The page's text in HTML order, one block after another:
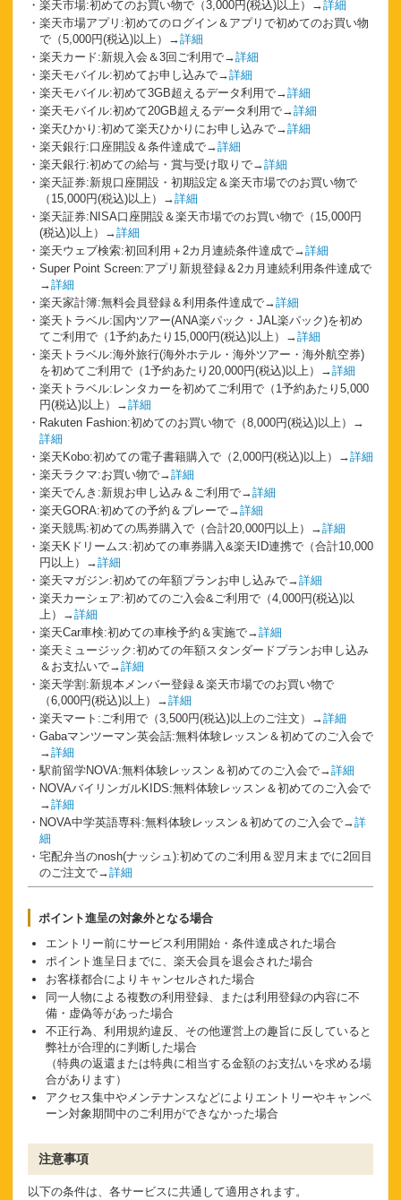
楽天市場:初めてのお買い物で（3,000円(税込)以上）→詳細
楽天市場アプリ:初めてのログイン＆アプリで初めてのお買い物
で（5,000円(税込)以上）→詳細
楽天カード:新規入会＆3回ご利用で→詳細
楽天モバイル:初めてお申し込みで→詳細
楽天モバイル:初めて3GB超えるデータ利用で→詳細
楽天モバイル:初めて20GB超えるデータ利用で→詳細
楽天ひかり:初めて楽天ひかりにお申し込みで→詳細
楽天銀行:口座開設＆条件達成で→詳細
楽天銀行:初めての給与・賞与受け取りで→詳細
楽天証券:新規口座開設・初期設定＆楽天市場でのお買い物で
（15,000円(税込)以上）→詳細
楽天証券:NISA口座開設＆楽天市場でのお買い物で（15,000円
(税込)以上）→詳細
楽天ウェブ検索:初回利用＋2カ月連続条件達成で→詳細
Super Point Screen:アプリ新規登録＆2カ月連続利用条件達成で
→詳細
楽天家計簿:無料会員登録＆利用条件達成で→詳細
楽天トラベル:国内ツアー(ANA楽パック・JAL楽パック)を初め
てご利用で（1予約あたり15,000円(税込)以上）→詳細
楽天トラベル:海外旅行(海外ホテル・海外ツアー・海外航空券)
を初めてご利用で（1予約あたり20,000円(税込)以上）→詳細
楽天トラベル:レンタカーを初めてご利用で（1予約あたり5,000
円(税込)以上）→詳細
Rakuten Fashion:初めてのお買い物で（8,000円(税込)以上）→
詳細
楽天Kobo:初めての電子書籍購入で（2,000円(税込)以上）→詳細
楽天ラクマ:お買い物で→詳細
楽天でんき:新規お申し込み＆ご利用で→詳細
楽天GORA:初めての予約＆プレーで→詳細
楽天競馬:初めての馬券購入で（合計20,000円以上）→詳細
楽天Kドリームス:初めての車券購入&楽天ID連携で（合計10,000
円以上）→詳細
楽天マガジン:初めての年額プランお申し込みで→詳細
楽天カーシェア:初めてのご入会&ご利用で（4,000円(税込)以
上）→詳細
楽天Car車検:初めての車検予約＆実施で→詳細
楽天ミュージック:初めての年額スタンダードプランお申し込み
＆お支払いで→詳細
楽天学割:新規本メンバー登録＆楽天市場でのお買い物で
（6,000円(税込)以上）→詳細
楽天マート:ご利用で（3,500円(税込)以上のご注文）→詳細
Gabaマンツーマン英会話:無料体験レッスン＆初めてのご入会で
→詳細
駅前留学NOVA:無料体験レッスン＆初めてのご入会で→詳細
NOVAバイリンガルKIDS:無料体験レッスン＆初めてのご入会で
→詳細
NOVA中学英語専科:無料体験レッスン＆初めてのご入会で→詳
細
宅配弁当のnosh(ナッシュ):初めてのご利用＆翌月末までに2回目
のご注文で→詳細
ポイント進呈の対象外となる場合
エントリー前にサービス利用開始・条件達成された場合
ポイント進呈日までに、楽天会員を退会された場合
お客様都合によりキャンセルされた場合
同一人物による複数の利用登録、または利用登録の内容に不
備・虚偽等があった場合
不正行為、利用規約違反、その他運営上の趣旨に反していると
弊社が合理的に判断した場合
（特典の返還または特典に相当する金額のお支払いを求める場
合があります）
アクセス集中やメンテナンスなどによりエントリーやキャンペ
ーン対象期間中のご利用ができなかった場合
注意事項
以下の条件は、各サービスに共通して適用されます。